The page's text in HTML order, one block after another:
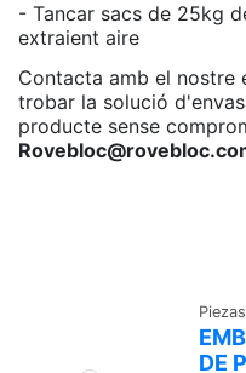
- Tancar sacs de 25kg
extraient aire
Contacta amb el nostre
trobar la solució
producte sense
DE